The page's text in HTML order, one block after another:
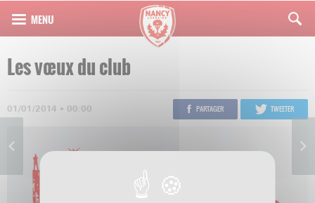
Les vœux du club
01/01/2014 • 00:00 PARTAGER TWEETER